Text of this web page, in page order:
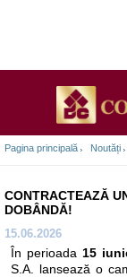
Pagina principală Noutăți
CONTRACTEAZĂ
DOBÂNDĂ!
15.06.2026
În perioada 15
S.A. lansează o